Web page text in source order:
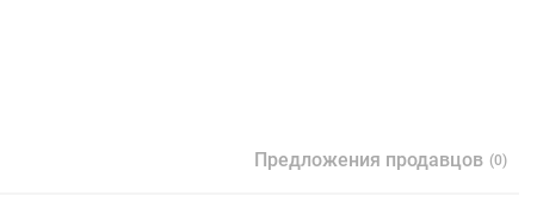
Предложения продавцов (0)